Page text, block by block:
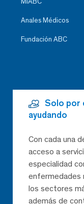
Anales Médicos
Fundación ABC
Solo por
ayudando
Con cada una
acceso a
especialidad
enfermedades
los sectores
además de